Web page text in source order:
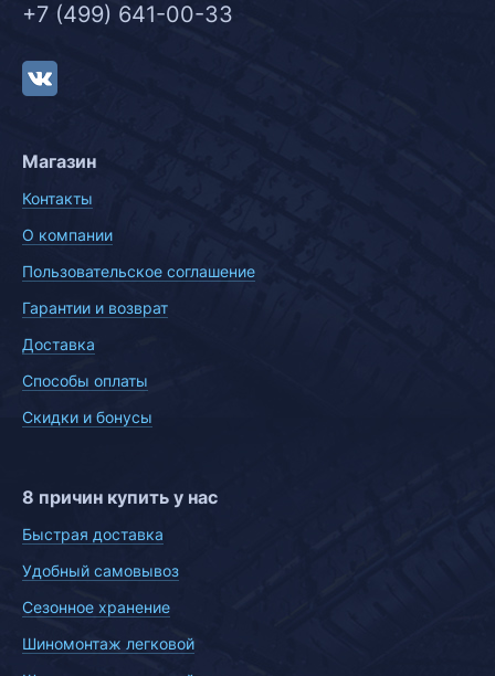
+7 (499) 641-00-33
Магазин
Контакты
О компании
Пользовательское соглашение
Гарантии и возврат
Доставка
Способы оплаты
Скидки и бонусы
8 причин купить у нас
Быстрая доставка
Удобный самовывоз
Сезонное хранение
Шиномонтаж легковой